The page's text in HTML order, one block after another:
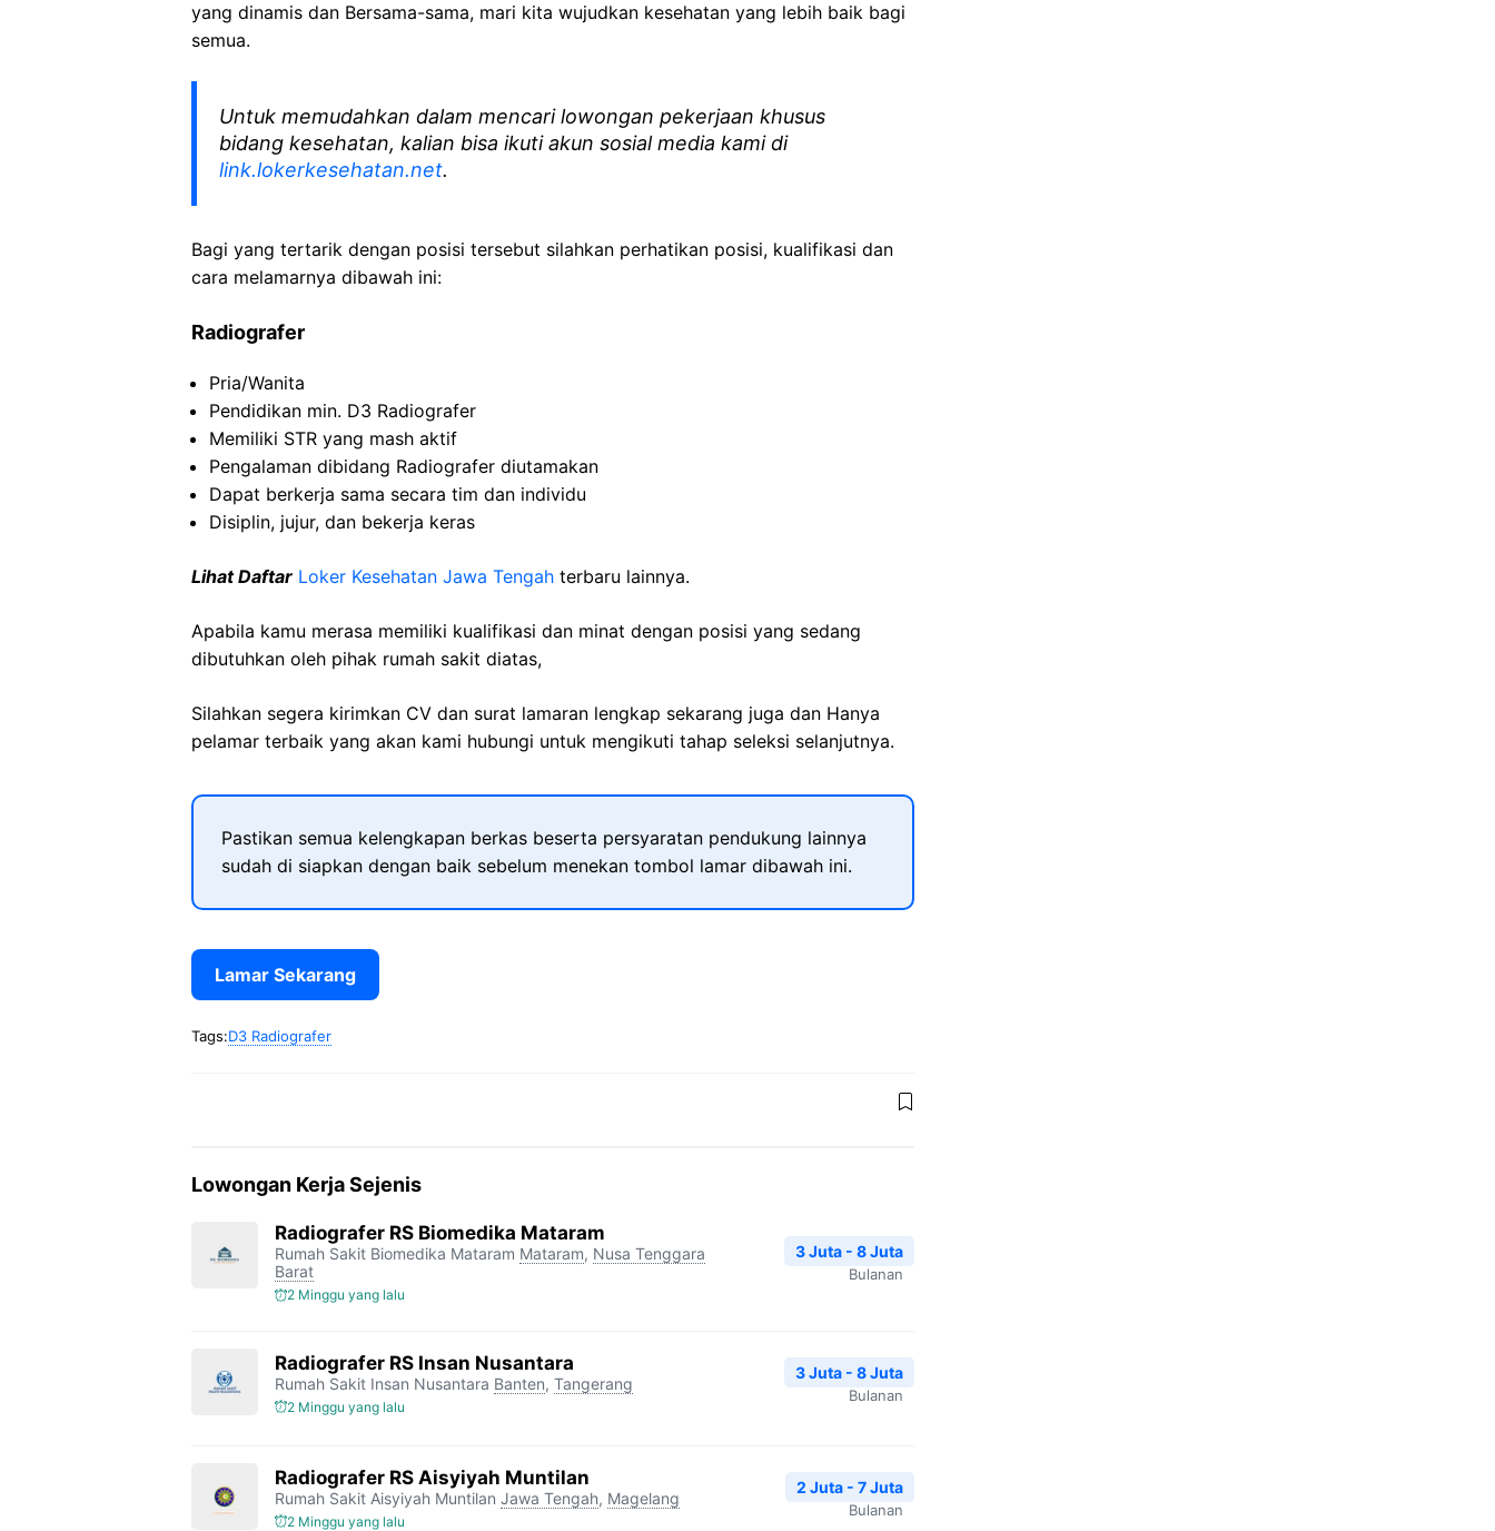
yang dinamis dan Bersama-sama, mari kita wujudkan kesehatan yang lebih baik bagi
semua.
Untuk memudahkan dalam mencari lowongan pekerjaan khusus
bidang kesehatan, kalian bisa ikuti akun sosial media kami di
link.lokerkesehatan.net.
Bagi yang tertarik dengan posisi tersebut silahkan perhatikan posisi, kualifikasi dan
cara melamarnya dibawah ini:
Radiografer
Pria/Wanita
Pendidikan min. D3 Radiografer
Memiliki STR yang mash aktif
Pengalaman dibidang Radiografer diutamakan
Dapat berkerja sama secara tim dan individu
Disiplin, jujur, dan bekerja keras
Lihat Daftar Loker Kesehatan Jawa Tengah terbaru lainnya.
Apabila kamu merasa memiliki kualifikasi dan minat dengan posisi yang sedang
dibutuhkan oleh pihak rumah sakit diatas,
Silahkan segera kirimkan CV dan surat lamaran lengkap sekarang juga dan Hanya
pelamar terbaik yang akan kami hubungi untuk mengikuti tahap seleksi selanjutnya.
Pastikan semua kelengkapan berkas beserta persyaratan pendukung lainnya
sudah di siapkan dengan baik sebelum menekan tombol lamar dibawah ini.
Lamar Sekarang
Tags:D3 Radiografer
Lowongan Kerja Sejenis
Radiografer RS Biomedika Mataram
Rumah Sakit Biomedika Mataram Mataram, Nusa Tenggara
Barat
2 Minggu yang lalu
3 Juta - 8 Juta
Bulanan
Radiografer RS Insan Nusantara
Rumah Sakit Insan Nusantara Banten, Tangerang
2 Minggu yang lalu
3 Juta - 8 Juta
Bulanan
Radiografer RS Aisyiyah Muntilan
Rumah Sakit Aisyiyah Muntilan Jawa Tengah, Magelang
2 Minggu yang lalu
2 Juta - 7 Juta
Bulanan